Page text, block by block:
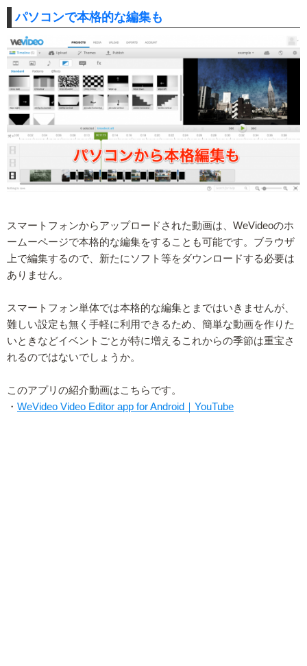
パソコンで本格的な編集も
スマートフォンからアップロードされた動画は、WeVideoのホ
ームーページで本格的な編集をすることも可能です。ブラウザ
上で編集するので、新たにソフト等をダウンロードする必要は
ありません。
スマートフォン単体では本格的な編集とまではいきませんが、
難しい設定も無く手軽に利用できるため、簡単な動画を作りた
いときなどイベントごとが特に増えるこれからの季節は重宝さ
れるのではないでしょうか。
このアプリの紹介動画はこちらです。
・ WeVideo Video Editor app for Android｜YouTube